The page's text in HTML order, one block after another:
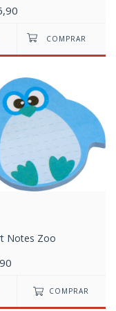
Notes Zoo
COMPRAR